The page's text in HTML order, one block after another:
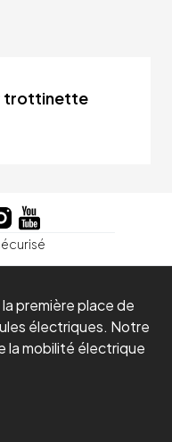
trottinette
première place de
électriques. Notre
la mobilité électrique